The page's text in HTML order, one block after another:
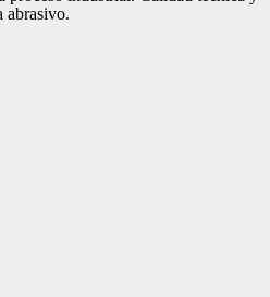
abrasivo.